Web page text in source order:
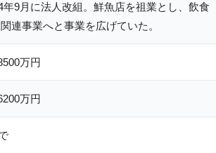
年9月に法人改組。鮮魚店を祖業とし、飲食
連事業へと事業を広げていた。
万円
万円